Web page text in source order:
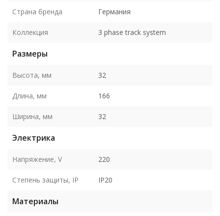
Страна бренда Германия
Коллекция 3 phase track system
Размеры
Высота, мм 32
Длина, мм 166
Ширина, мм 32
Электрика
Напряжение, V 220
Степень защиты, IP IP20
Материалы